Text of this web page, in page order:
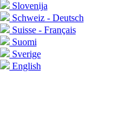
Slovenija
Schweiz - Deutsch
Suisse - Français
Suomi
Sverige
English